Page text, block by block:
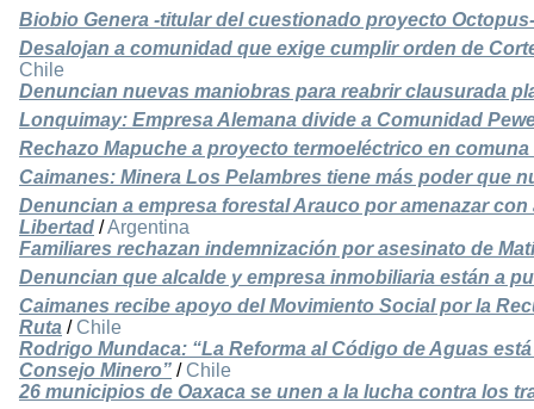
Biobio Genera -titular del cuestionado proyecto
Desalojan a comunidad que exige cumplir orden de
Chile
Denuncian nuevas maniobras para reabrir clausurada
Lonquimay: Empresa Alemana divide a Comunidad
Rechazo Mapuche a proyecto termoeléctrico en comuna
Caimanes: Minera Los Pelambres tiene más poder que
Denuncian a empresa forestal Arauco por amenazar
Libertad /Argentina
Familiares rechazan indemnización por asesinato de
Denuncian que alcalde y empresa inmobiliaria están a
Caimanes recibe apoyo del Movimiento Social por la
Ruta / Chile
Rodrigo Mundaca: “La Reforma al Código de Aguas
Consejo Minero” / Chile
26 municipios de Oaxaca se unen a la lucha contra los